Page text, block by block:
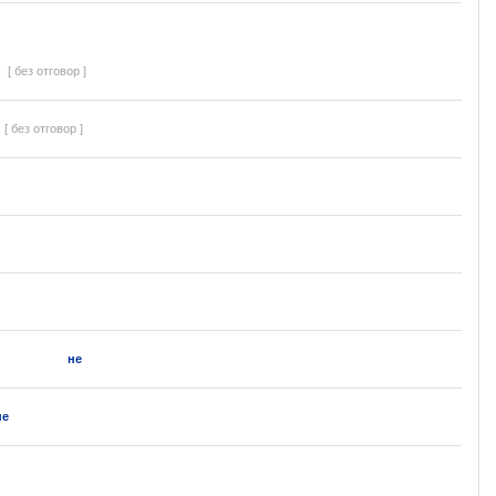
[ без отговор ]
[ без отговор ]
не